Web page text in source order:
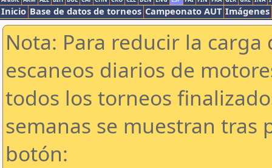
Inicio Base de datos de torneos Campeonato AUT Imágenes
Nota: Para reducir la
escaneos diarios de
todos los torneos
semanas se muestran tras
botón: